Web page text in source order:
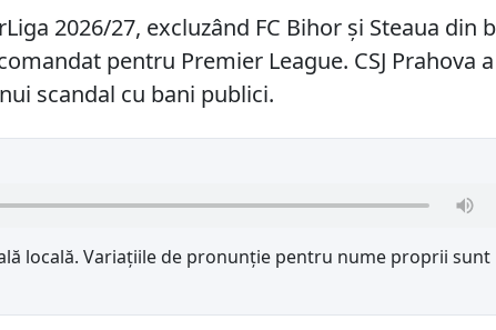
2026/27, excluzând FC Bihor și Steaua din
pentru Premier League. CSJ Prahova a
scandal cu bani publici.
locală. Variațiile de pronunție pentru nume proprii sunt